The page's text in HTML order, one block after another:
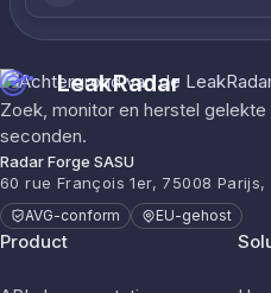
LeakRadar
Zoek, monitor en herstel
seconden.
Radar Forge SASU
60 rue François 1er, 75008 Parijs,
AVG-conform EU-gehost
Product